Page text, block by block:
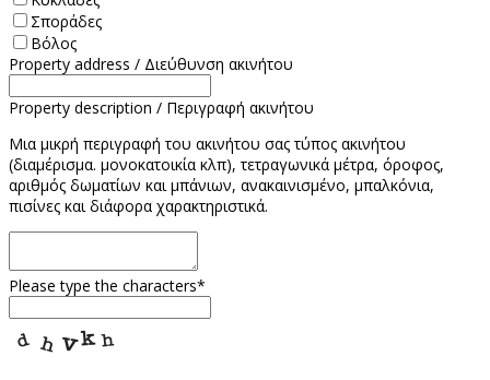
Σποράδες
Βόλος
Property address / Διεύθυνση ακινήτου
Property description / Περιγραφή ακινήτου
Μια μικρή περιγραφή του ακινήτου σας τύπος ακινήτου
(διαμέρισμα. μονοκατοικία κλπ), τετραγωνικά μέτρα, όροφος,
αριθμός δωματίων και μπάνιων, ανακαινισμένο, μπαλκόνια,
πισίνες και διάφορα χαρακτηριστικά.
Please type the characters*